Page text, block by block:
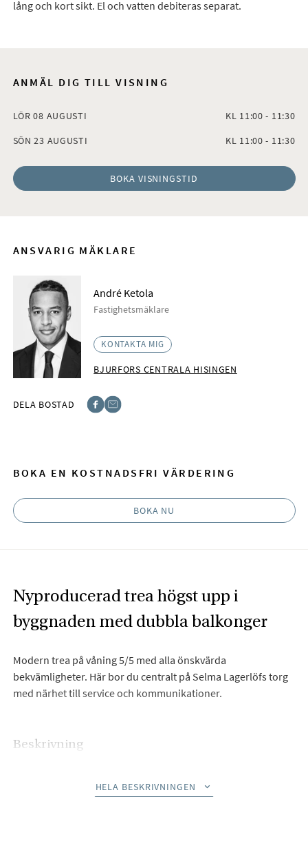
lång och kort sikt. El och vatten debiteras separat.
ANMÄL DIG TILL VISNING
LÖR 08 AUGUSTI KL 11:00 - 11:30
SÖN 23 AUGUSTI KL 11:00 - 11:30
BOKA VISNINGSTID
ANSVARIG MÄKLARE
André Ketola
Fastighetsmäklare
KONTAKTA MIG
BJURFORS CENTRALA HISINGEN
DELA BOSTAD
BOKA EN KOSTNADSFRI VÄRDERING
BOKA NU
Nyproducerad trea högst upp i
byggnaden med dubbla balkonger
Modern trea på våning 5/5 med alla önskvärda
bekvämligheter. Här bor du centralt på Selma Lagerlöfs torg
med närhet till service och kommunikationer.
Beskrivning
Backadalen 22. Här finner du en välplanerad bostad om 75
HELA BESKRIVNINGEN